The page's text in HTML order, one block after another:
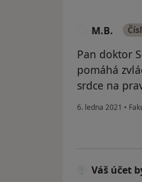
M.B.
Pan doktor
pomáhá
srdce na
6. ledna 2021 •
Váš účet